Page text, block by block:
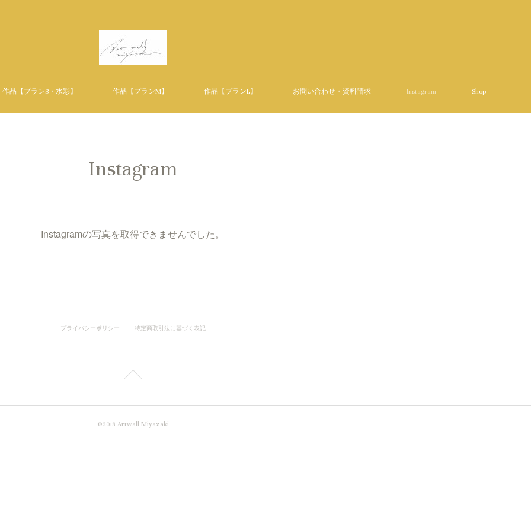
作品【プランS・水彩】 作品【プランM】 作品【プランL】 お問い合わせ・資料請求 Instagram Shop
Instagram
Instagramの写真を取得できませんでした。
プライバシーポリシー 特定商取引法に基づく表記
©︎2018 Artwall Miyazaki